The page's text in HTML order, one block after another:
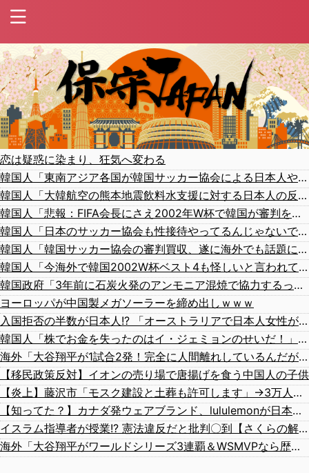
恋は疑惑に染まり、狂気へ変わる
韓国人「東南アジア各国が韓国サッカー協会による日本人や外国人審判接待を報道！」→「信頼を揺るがす深刻なスキャンダル‥」
韓国人「大韓航空の熊本地震飲料水支援に対する日本人の反応をご覧ください・・・」→「」
韓国人「悲報：FIFA会長にさえ2002年W杯で韓国が審判を買収していたと思われていた模様…（ﾌﾞﾙﾌﾞﾙ」＝韓国の反応
韓国人「日本のサッカー協会も性接待やってるんじゃないですか？」
韓国人「韓国サッカー協会の審判買収、遂に海外でも話題に…」→「2002年の栄光まで疑われる…（ﾌﾞﾙﾌﾞﾙ」＝韓国の反応
韓国人「今海外で韓国2002W杯ベスト4も怪しいと言われてるよ！性接待がバレちゃったからね」
韓国政府「3年前に石炭火発のアンモニア混焼で協力するっていったけどあれ取りやめな。政権変わったし」……韓国とまともな協力ができない理由、これなんですよね
ヨーロッパが中国製メガソーラーを締め出しｗｗｗ
入国拒否の半数が日本人!? 「オーストラリアで日本人女性が売春」
韓国人「株でお金を失ったのはイ・ジェミョンのせいだ！」として支持率が右肩下がりに……まあ、本当にその側面があるので救えないんですが
海外「大谷翔平が1試合2発！完全に人間離れしているんだが…」
【移民政策反対】イオンの売り場で唐揚げを食う中国人の子供
【炎上】藤沢市「モスク建設と土葬も許可します」→3万人の反対署名も却下
【知ってた？】カナダ発ウェアブランド、lululemonが日本でオープン→店名は日本差別からできた？
イスラム指導者が授業!? 憲法違反だと批判〇到【さくらの解説】
海外「大谷翔平がワールドシリーズ3連覇＆WSMVPなら歴代何位？海外ファンの答えがこちら」